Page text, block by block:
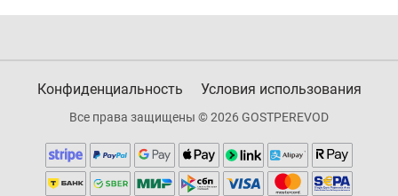
Конфиденциальность Условия использования
Все права защищены © 2026 GOSTPEREVOD